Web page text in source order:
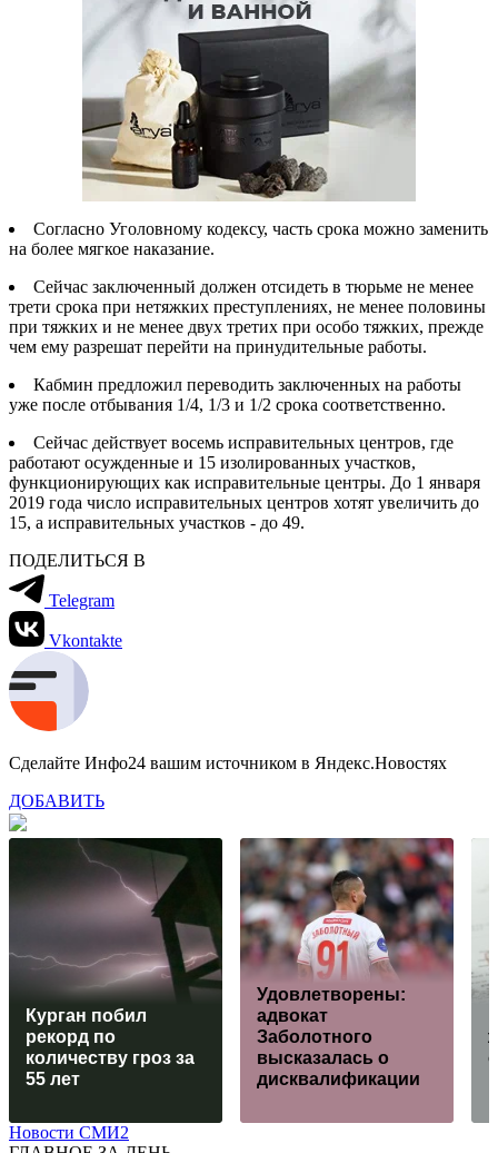
Согласно Уголовному кодексу, часть срока можно заменить
на более мягкое наказание.
Сейчас заключенный должен отсидеть в тюрьме не менее
трети срока при нетяжких преступлениях, не менее половины
при тяжких и не менее двух третих при особо тяжких, прежде
чем ему разрешат перейти на принудительные работы.
Кабмин предложил переводить заключенных на работы
уже после отбывания 1/4, 1/3 и 1/2 срока соответственно.
Сейчас действует восемь исправительных центров, где
работают осужденные и 15 изолированных участков,
функционирующих как исправительные центры. До 1 января
2019 года число исправительных центров хотят увеличить до
15, а исправительных участков - до 49.
ПОДЕЛИТЬСЯ В
Telegram
Vkontakte
Сделайте Инфо24 вашим источником в Яндекс.Новостях
ДОБАВИТЬ
Курган побил
рекорд по
количеству гроз за
55 лет
Удовлетворены:
адвокат
Заболотного
высказалась о
дисквалификации
Новости СМИ2